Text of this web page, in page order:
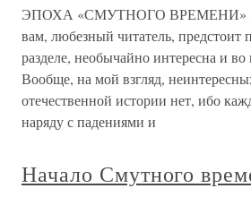
ЭПОХА «СМУТНОГО ВРЕМЕНИ»
вам, любезный читатель, предстоит
разделе, необычайно интересна и во
Вообще, на мой взгляд,
отечественной истории нет, ибо
наряду с падениями и
Начало Смутного